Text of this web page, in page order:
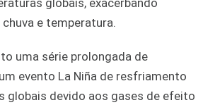
globais, exacerbando
e temperatura.
uma série prolongada de
evento La Niña de resfriamento
globais devido aos gases de efeito